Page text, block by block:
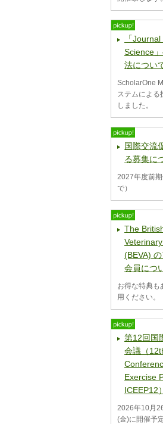
「
Science
法につい
ScholarOne
ステムによる
しました。
国際交流
る募集に
2027年度前
で）
The
(BEVA)
会員につ
お得な特典も
用ください。
第12回国
会議（
Exercise
ICEEP12）
2026年10月
(金)に開催予